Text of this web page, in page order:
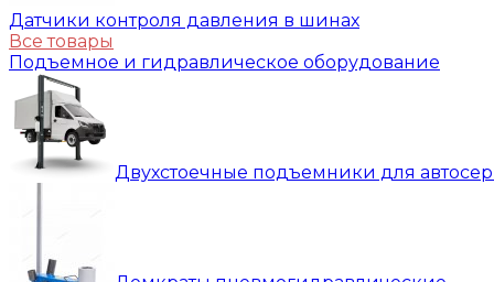
Датчики контроля давления в шинах
Все товары
Подъемное и гидравлическое оборудование
Двухстоечные подъемники для